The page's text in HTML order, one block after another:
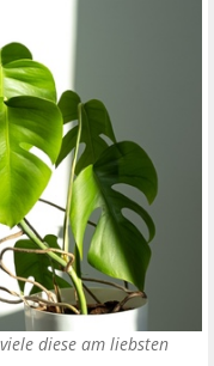
diese am liebsten